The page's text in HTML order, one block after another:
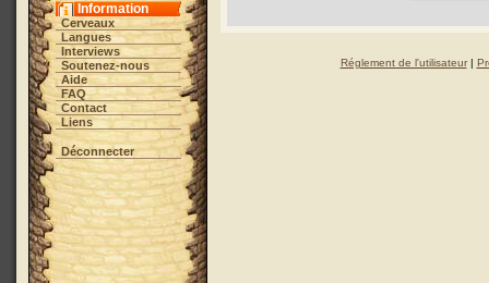
Information
Cerveaux
Langues
Interviews
Soutenez-nous
Aide
FAQ
Contact
Liens
Déconnecter
Réglement de l'utilisateur|